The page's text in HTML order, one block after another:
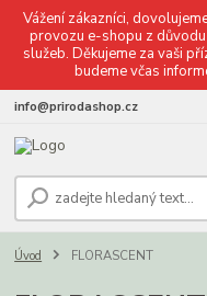
Vážení zákazníci,
provozu e-shopu z důvodu
služeb. Děkujeme za vaši
budeme včas
info@prirodashop.cz
Úvod FLORASCENT